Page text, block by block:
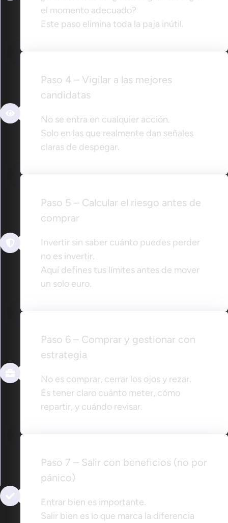
el momento adecuado?
Este paso elimina toda la paja inútil.
Paso 4 – Vigilar a las mejores
candidatas
No se entra en cualquier acción.
Solo en las que realmente dan señales
claras de despegar.
Paso 5 – Calcular el riesgo antes de
comprar
Invertir sin saber cuánto puedes perder
no es invertir.
Aquí defines tus límites antes de mover
un solo euro.
Paso 6 – Comprar y gestionar con
estrategia
No es comprar, cerrar los ojos y rezar.
Es tener claro cuánto meter, cómo
repartir, y cuándo revisar.
Paso 7 – Salir con beneficios (no por
pánico)
Entrar bien es importante.
Salir bien es lo que marca la diferencia